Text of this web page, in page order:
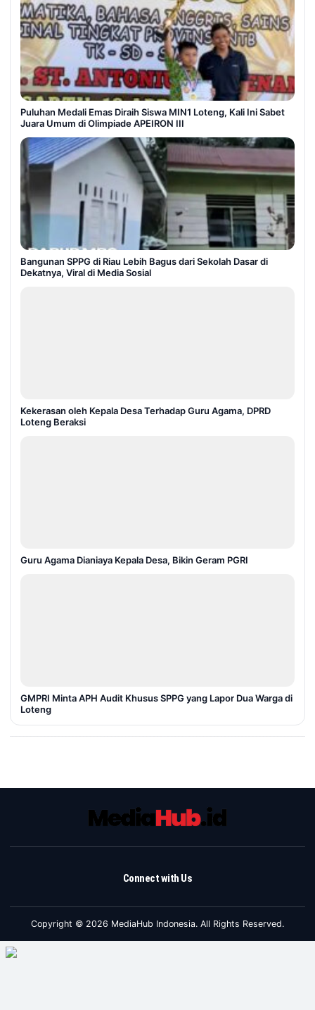
Puluhan Medali Emas Diraih Siswa MIN1 Loteng, Kali Ini Sabet
Juara Umum di Olimpiade APEIRON III
Bangunan SPPG di Riau Lebih Bagus dari Sekolah Dasar di
Dekatnya, Viral di Media Sosial
Kekerasan oleh Kepala Desa Terhadap Guru Agama, DPRD
Loteng Beraksi
Guru Agama Dianiaya Kepala Desa, Bikin Geram PGRI
GMPRI Minta APH Audit Khusus SPPG yang Lapor Dua Warga di
Loteng
Connect with Us
Copyright © 2026 MediaHub Indonesia. All Rights Reserved.